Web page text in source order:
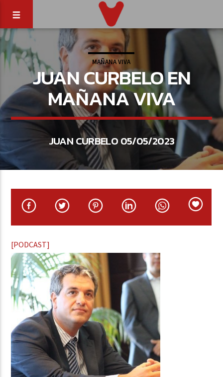
MAÑANA VIVA
JUAN CURBELO EN
MAÑANA VIVA
JUAN CURBELO 05/05/2023
[PODCAST]